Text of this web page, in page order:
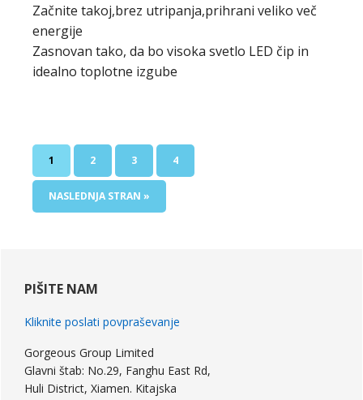
Začnite takoj,brez utripanja,prihrani veliko več
energije
Zasnovan tako, da bo visoka svetlo LED čip in
idealno toplotne izgube
STRAN
1 STRAN
2 STRAN
3 STRAN
4
POJDI
DO
NASLEDNJA STRAN »
stranska
vrstica
PIŠITE NAM
Kliknite poslati povpraševanje
Gorgeous Group Limited
Glavni štab: No.29, Fanghu East Rd,
Huli District, Xiamen. Kitajska